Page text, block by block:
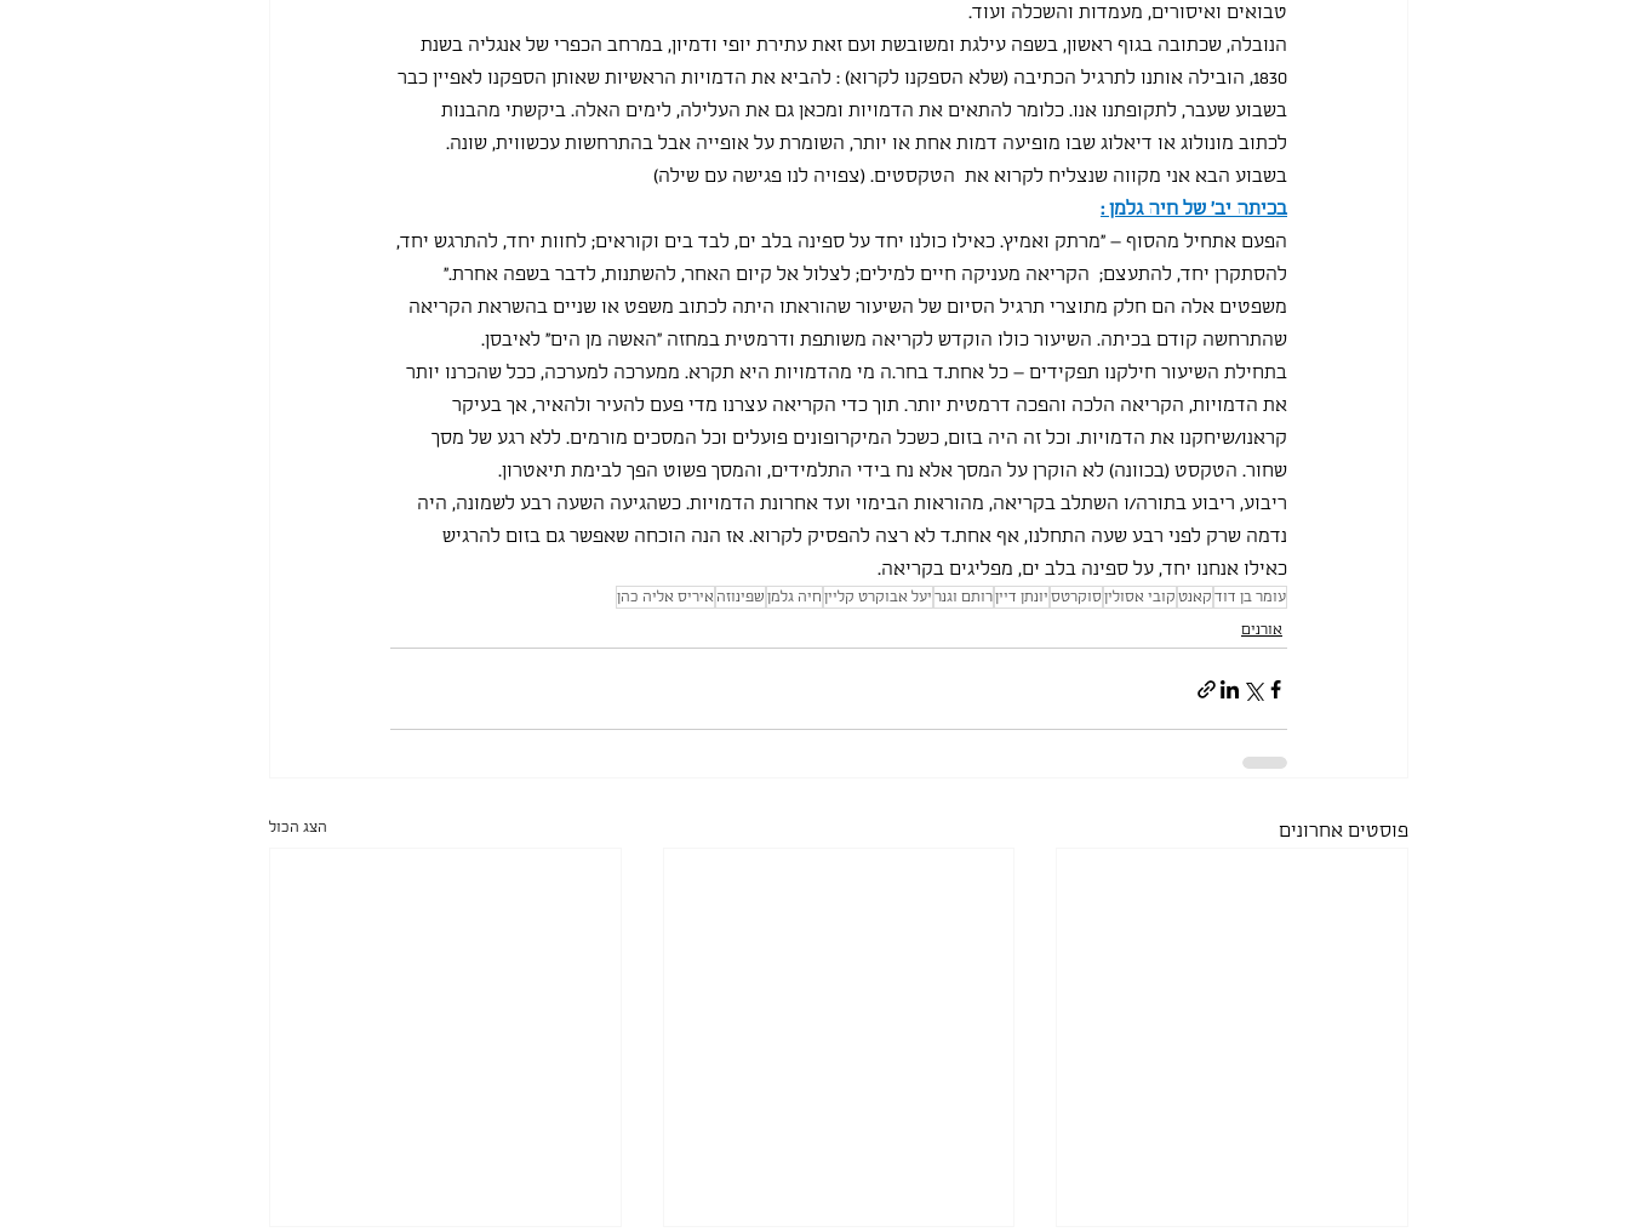
טבואים ואיסורים, מעמדות והשכלה ועוד.
הנובלה, שכתובה בגוף ראשון, בשפה עילגת ומשובשת ועם זאת עתירת יופי ודמיון, במרחב הכפרי של אנגליה בשנת
1830, הובילה אותנו לתרגיל הכתיבה (שלא הספקנו לקרוא) : להביא את הדמויות הראשיות שאותן הספקנו לאפיין כבר
בשבוע שעבר, לתקופתנו אנו. כלומר להתאים את הדמויות ומכאן גם את העלילה, לימים האלה. ביקשתי מהבנות
לכתוב מונולוג או דיאלוג שבו מופיעה דמות אחת או יותר, השומרת על אופייה אבל בהתרחשות עכשווית, שונה.
בשבוע הבא אני מקווה שנצליח לקרוא את  הטקסטים. (צפויה לנו פגישה עם שילה)
בכיתה יב' של חיה גלמן :
הפעם אתחיל מהסוף – "מרתק ואמיץ. כאילו כולנו יחד על ספינה בלב ים, לבד בים וקוראים; לחוות יחד, להתרגש יחד,
להסתקרן יחד, להתעצם;  הקריאה מעניקה חיים למילים; לצלול אל קיום האחר, להשתנות, לדבר בשפה אחרת."
משפטים אלה הם חלק מתוצרי תרגיל הסיום של השיעור שהוראתו היתה לכתוב משפט או שניים בהשראת הקריאה
שהתרחשה קודם בכיתה. השיעור כולו הוקדש לקריאה משותפת ודרמטית במחזה "האשה מן הים" לאיבסן.
בתחילת השיעור חילקנו תפקידים – כל אחת.ד בחר.ה מי מהדמויות היא תקרא. ממערכה למערכה, ככל שהכרנו יותר
את הדמויות, הקריאה הלכה והפכה דרמטית יותר. תוך כדי הקריאה עצרנו מדי פעם להעיר ולהאיר, אך בעיקר
קראנו/שיחקנו את הדמויות. וכל זה היה בזום, כשכל המיקרופונים פועלים וכל המסכים מורמים. ללא רגע של מסך
שחור. הטקסט (בכוונה) לא הוקרן על המסך אלא נח בידי התלמידים, והמסך פשוט הפך לבימת תיאטרון.
ריבוע, ריבוע בתורה/ו השתלב בקריאה, מהוראות הבימוי ועד אחרונת הדמויות. כשהגיעה השעה רבע לשמונה, היה
נדמה שרק לפני רבע שעה התחלנו, אף אחת.ד לא רצה להפסיק לקרוא. אז הנה הוכחה שאפשר גם בזום להרגיש
כאילו אנחנו יחד, על ספינה בלב ים, מפליגים בקריאה.
עומר בן דוד קאנט קובי אסולין סוקרטס יונתן דייןרותם וגנר יעל אבוקרט קליין חיה גלמן שפינוזה איריס אליה כהן
אורנים
פוסטים אחרונים הצג הכול